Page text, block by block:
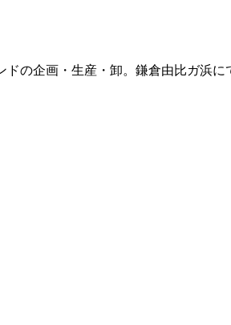
の企画・生産・卸。鎌倉由比ガ浜